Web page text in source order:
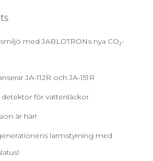
med JABLOTRONs nya CO₂-
JA-112R och JA-151R
detektor för vattenläckor
är här!
larmstyrning med